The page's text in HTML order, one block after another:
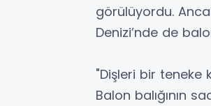
görülüyordu.
Denizi’nde de
"Dişleri bir
Balon balığının